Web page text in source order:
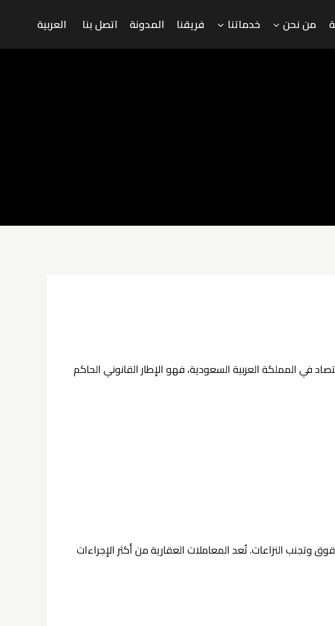
من نحن خدماتنا فريقنا المدونة اتصل بنا العربية
في المملكة العربية السعودية، فهو الإطار القانوني الحاكم
وتجنب النزاعات. تُعد المعاملات العقارية من أكثر الإجراءات